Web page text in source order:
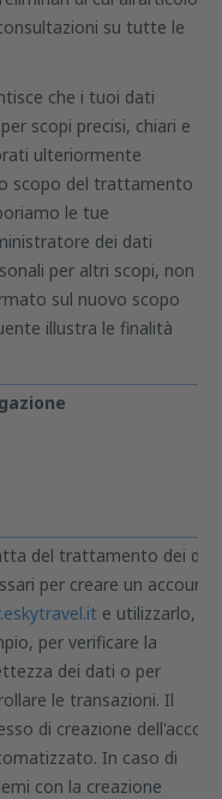
su tutte le
che i tuoi dati
scopi precisi, chiari e
ulteriormente
scopo del trattamento
le tue
dei dati
per altri scopi, non
sul nuovo scopo
illustra le finalità
del trattamento dei dati
per creare un account
e utilizzarlo, ad
per verificare la
dei dati o per
le transazioni. Il
di creazione
In caso di
con la creazione